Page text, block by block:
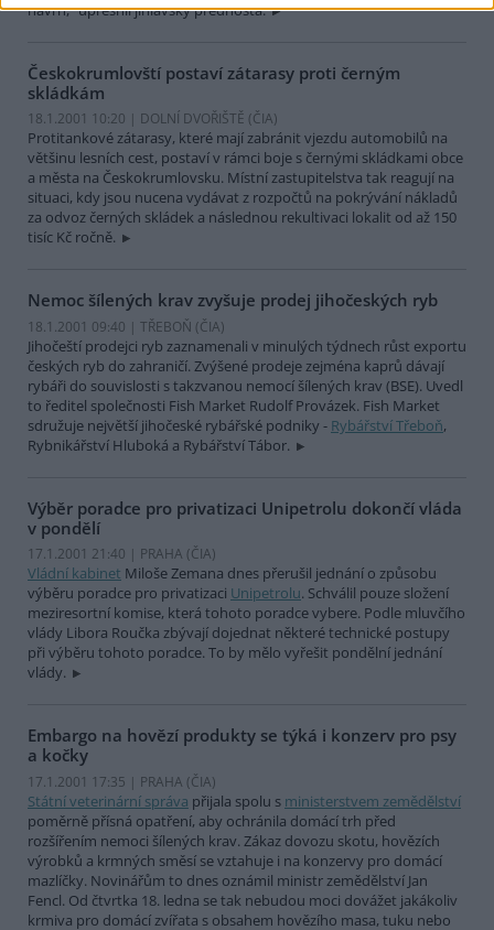
návrh," upřesnil jihlavský přednosta.
Českokrumlovští postaví zátarasy proti černým
skládkám
18.1.2001 10:20 | DOLNÍ DVOŘIŠTĚ (ČIA)
Protitankové zátarasy, které mají zabránit vjezdu automobilů na
většinu lesních cest, postaví v rámci boje s černými skládkami obce
a města na Českokrumlovsku. Místní zastupitelstva tak reagují na
situaci, kdy jsou nucena vydávat z rozpočtů na pokrývání nákladů
za odvoz černých skládek a následnou rekultivaci lokalit od až 150
tisíc Kč ročně.
Nemoc šílených krav zvyšuje prodej jihočeských ryb
18.1.2001 09:40 | TŘEBOŇ (ČIA)
Jihočeští prodejci ryb zaznamenali v minulých týdnech růst exportu
českých ryb do zahraničí. Zvýšené prodeje zejména kaprů dávají
rybáři do souvislosti s takzvanou nemocí šílených krav (BSE). Uvedl
to ředitel společnosti Fish Market Rudolf Provázek. Fish Market
sdružuje největší jihočeské rybářské podniky - Rybářství Třeboň,
Rybnikářství Hluboká a Rybářství Tábor.
Výběr poradce pro privatizaci Unipetrolu dokončí vláda
v pondělí
17.1.2001 21:40 | PRAHA (ČIA)
Vládní kabinet Miloše Zemana dnes přerušil jednání o způsobu
výběru poradce pro privatizaci Unipetrolu. Schválil pouze složení
meziresortní komise, která tohoto poradce vybere. Podle mluvčího
vlády Libora Roučka zbývají dojednat některé technické postupy
při výběru tohoto poradce. To by mělo vyřešit pondělní jednání
vlády.
Embargo na hovězí produkty se týká i konzerv pro psy
a kočky
17.1.2001 17:35 | PRAHA (ČIA)
Státní veterinární správa přijala spolu s ministerstvem zemědělství
poměrně přísná opatření, aby ochránila domácí trh před
rozšířením nemoci šílených krav. Zákaz dovozu skotu, hovězích
výrobků a krmných směsí se vztahuje i na konzervy pro domácí
mazlíčky. Novinářům to dnes oznámil ministr zemědělství Jan
Fencl. Od čtvrtka 18. ledna se tak nebudou moci dovážet jakákoliv
krmiva pro domácí zvířata s obsahem hovězího masa, tuku nebo